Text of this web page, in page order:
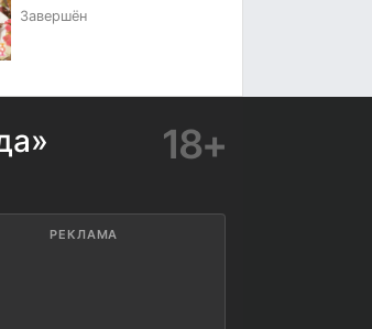
Завершён
18+
РЕКЛАМА